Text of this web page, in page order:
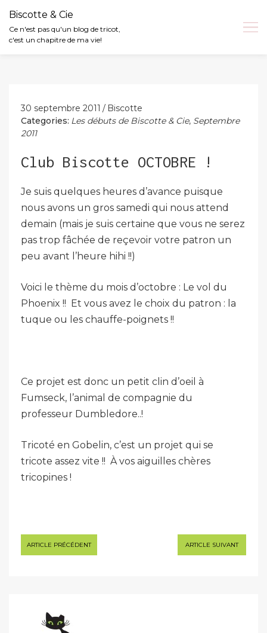
Biscotte & Cie
Ce n'est pas qu'un blog de tricot,
c'est un chapitre de ma vie!
30 septembre 2011
Biscotte
Categories: Les débuts de Biscotte & Cie, Septembre
2011
Club Biscotte OCTOBRE !
Je suis quelques heures d’avance puisque
nous avons un gros samedi qui nous attend
demain (mais je suis certaine que vous ne serez
pas trop fâchée de reçevoir votre patron un
peu avant l’heure hihi !!)
Voici le thème du mois d’octobre : Le vol du
Phoenix !! Et vous avez le choix du patron : la
tuque ou les chauffe-poignets !!
Ce projet est donc un petit clin d’oeil à
Fumseck, l’animal de compagnie du
professeur Dumbledore..!
Tricoté en Gobelin, c’est un projet qui se
tricote assez vite !! À vos aiguilles chères
tricopines !
Navigation
de
ARTICLE PRÉCÉDENT ARTICLE SUIVANT